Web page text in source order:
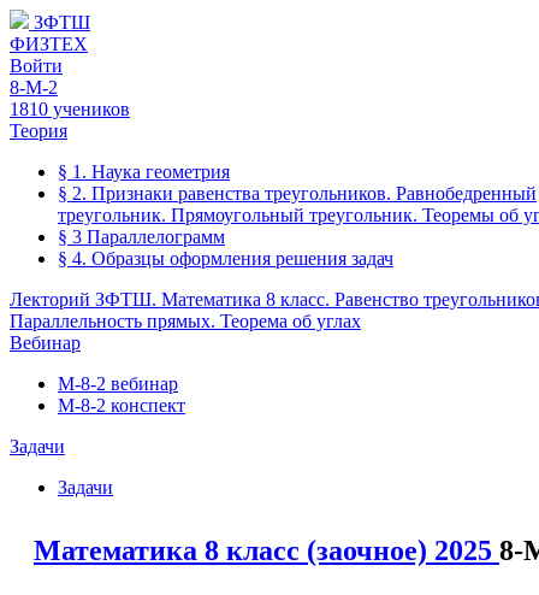
ЗФТШ
ФИЗТЕХ
Войти
8-М-2
1810 учеников
Теория
§ 1. Наука геометрия
§ 2. Признаки равенства треугольников. Равнобедренный
треугольник. Прямоугольный треугольник. Теоремы об
§ 3 Параллелограмм
§ 4. Образцы оформления решения задач
Лекторий ЗФТШ. Математика 8 класс. Равенство
Параллельность прямых. Теорема об углах
Вебинар
М-8-2 вебинар
М-8-2 конспект
Задачи
Задачи
Математика 8 класс (заочное) 2025 8-